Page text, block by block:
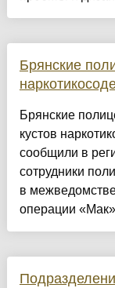
Брянские
Брянские
кустов
сообщили в
сотрудники
в
операции